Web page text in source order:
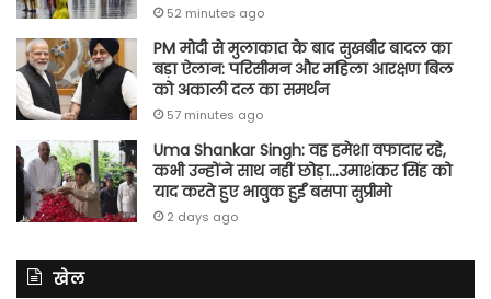
52 minutes ago
PM मोदी से मुलाकात के बाद सुखबीर बादल का
बड़ा ऐलान: परिसीमन और महिला आरक्षण बिल
को अकाली दल का समर्थन
57 minutes ago
Uma Shankar Singh: वह हमेशा वफादार रहे,
कभी उन्होंने साथ नहीं छोड़ा…उमाशंकर सिंह को
याद करते हुए भावुक हुईं बसपा सुप्रीमो
2 days ago
खेल